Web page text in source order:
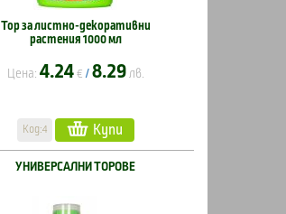
Тор за листно-декоративни
растения 1000 мл
Цена: 4.24 € / 8.29 лв.
Код:4 Купи
УНИВЕРСАЛНИ ТОРОВЕ